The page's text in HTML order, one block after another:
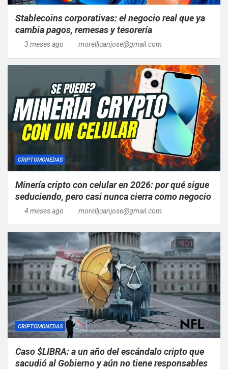
Stablecoins corporativas: el negocio real que ya
cambia pagos, remesas y tesorería
3 meses ago morelljuanjose@gmail.com
CRIPTOMONEDAS
Minería cripto con celular en 2026: por qué sigue
seduciendo, pero casi nunca cierra como negocio
4 meses ago morelljuanjose@gmail.com
CRIPTOMONEDAS
Caso $LIBRA: a un año del escándalo cripto que
sacudió al Gobierno y aún no tiene responsables